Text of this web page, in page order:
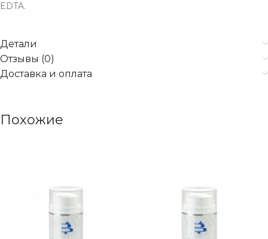
EDTA.
Детали
Отзывы (0)
Доставка и оплата
Похожие